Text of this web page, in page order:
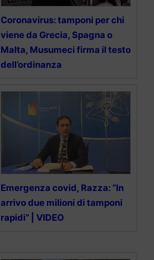
Coronavirus: tamponi per chi
viene da Grecia, Spagna o
Malta, Musumeci firma il testo
dell’ordinanza
Emergenza covid, Razza: “In
arrivo due milioni di tamponi
rapidi” | VIDEO